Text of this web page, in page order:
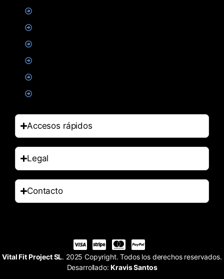
Accesos rápidos
Legal
Contacto
Vital Fit Project SL. 2025 Copyright. Todos los derechos reservados.
Desarrollado:Kravis Santos